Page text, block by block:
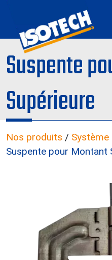
Suspente
Supérieure
Nos produits /
Suspente pour Montant